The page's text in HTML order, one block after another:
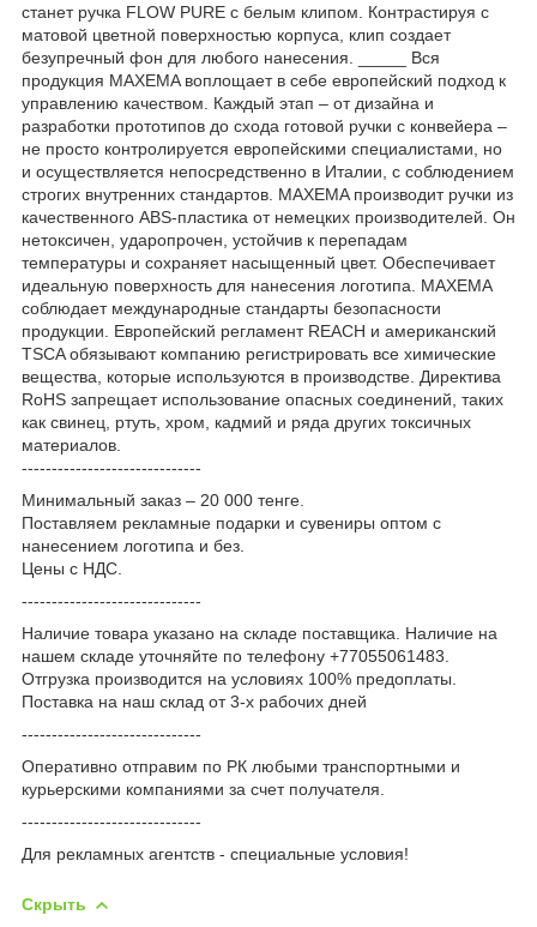
станет ручка FLOW PURE с белым клипом. Контрастируя с
матовой цветной поверхностью корпуса, клип создает
безупречный фон для любого нанесения. _____ Вся
продукция MAXEMA воплощает в себе европейский подход к
управлению качеством. Каждый этап – от дизайна и
разработки прототипов до схода готовой ручки с конвейера –
не просто контролируется европейскими специалистами, но
и осуществляется непосредственно в Италии, с соблюдением
строгих внутренних стандартов. MAXEMA производит ручки из
качественного ABS-пластика от немецких производителей. Он
нетоксичен, ударопрочен, устойчив к перепадам
температуры и сохраняет насыщенный цвет. Обеспечивает
идеальную поверхность для нанесения логотипа. MAXEMA
соблюдает международные стандарты безопасности
продукции. Европейский регламент REACH и американский
TSCA обязывают компанию регистрировать все химические
вещества, которые используются в производстве. Директива
RoHS запрещает использование опасных соединений, таких
как свинец, ртуть, хром, кадмий и ряда других токсичных
материалов.
------------------------------
Минимальный заказ – 20 000 тенге.
Поставляем рекламные подарки и сувениры оптом с
нанесением логотипа и без.
Цены с НДС.
------------------------------
Наличие товара указано на складе поставщика. Наличие на
нашем складе уточняйте по телефону +77055061483.
Отгрузка производится на условиях 100% предоплаты.
Поставка на наш склад от 3-x рабочих дней
------------------------------
Оперативно отправим по РК любыми транспортными и
курьерскими компаниями за счет получателя.
------------------------------
Для рекламных агентств - специальные условия!
Скрыть